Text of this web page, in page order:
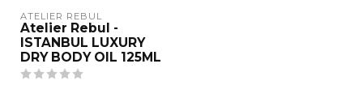
ATELIER REBUL
Atelier Rebul -
ISTANBUL LUXURY
DRY BODY OIL 125ML